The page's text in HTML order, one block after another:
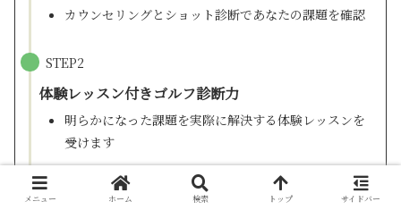
カウンセリングとショット診断であなたの課題を確認
STEP2
体験レッスン付きゴルフ診断力
明らかになった課題を実際に解決する体験レッスンを
受けます
STEP3
メニュー ホーム 検索 トップ サイドバー